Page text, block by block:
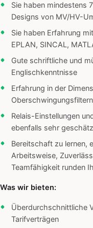
Sie haben mindestens
Designs von MV/HV-
Sie haben Erfahrung
EPLAN, SINCAL,
Gute schriftliche und
Englischkenntnisse
Erfahrung in der
Relais-Einstellungen
ebenfalls sehr
Bereitschaft zu lernen,
Arbeitsweise,
Teamfähigkeit runden
Was wir bieten:
Überdurchschnittliche
Tarifverträgen